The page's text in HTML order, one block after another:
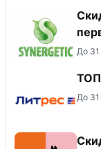
До 31
До 31